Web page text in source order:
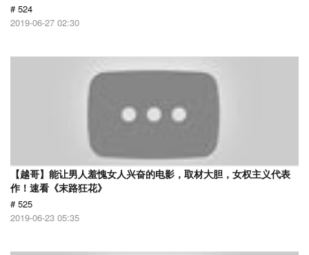
# 524
2019-06-27 02:30
【越哥】能让男人羞愧女人兴奋的电影，取材大胆，女权主义代表
作！速看《末路狂花》
# 525
2019-06-23 05:35